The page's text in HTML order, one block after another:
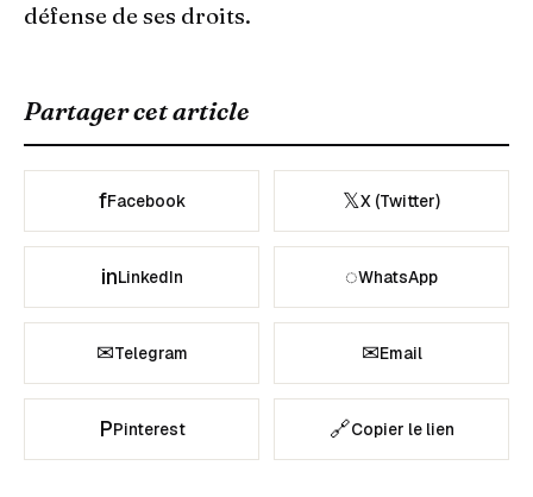
défense de ses droits.
Partager cet article
fFacebook 𝕏X (Twitter)
inLinkedIn ◌WhatsApp
✉Telegram ✉Email
PPinterest 🔗Copier le lien